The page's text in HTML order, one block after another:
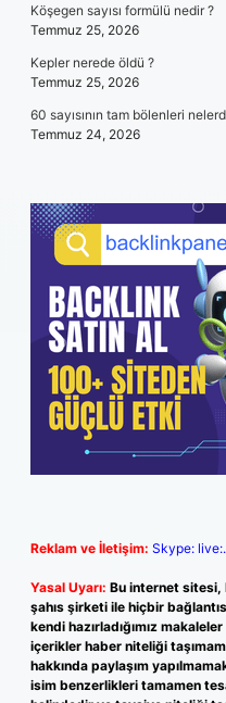
Köşegen sayısı formülü nedir ?
Temmuz 25, 2026
Kepler nerede öldü ?
Temmuz 25, 2026
60 sayısının tam bölenleri
Temmuz 24, 2026
Reklam ve İletişim: Skype:
Yasal Uyarı: Bu internet sitesi,
şahıs şirketi ile hiçbir
kendi hazırladığımız
içerikler haber niteliği
hakkında paylaşım
isim benzerlikleri tamamen